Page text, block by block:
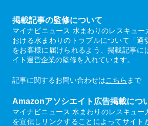
掲載記事の監修について
マイナビニュース 水まわりのレスキュー
おける水まわりのトラブルについて「適
をお客様に届けられるよう、掲載記事に
イト運営企業の監修を入れています。
記事に関するお問い合わせはこちら まで
Amazonアソシエイト広告掲載につ
マイナビニュース 水まわりのレスキュ
を宣伝しリンクすることによってサイト